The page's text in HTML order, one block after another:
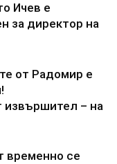
Ичев е
за директор на
от Радомир е
извършител – на
временно се